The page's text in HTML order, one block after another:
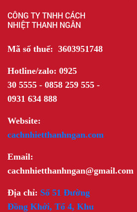
CÔNG TY TNHH CÁCH
NHIỆT THANH NGÂN
Mã số thuế: 3603951748
Hotline/zalo: 0925
30 5555 - 0858 259 555 -
0931 634 888
Website:
cachnhietthanhngan.com
Email:
cachnhietthanhngan@gmail.com
Địa chỉ: Số 51 Đường
Đồng Khởi, Tổ 4, Khu